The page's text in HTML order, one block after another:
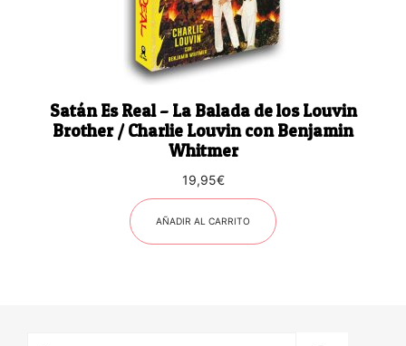
Satán Es Real – La Balada de los Louvin
Brother / Charlie Louvin con Benjamin
Whitmer
19,95€
AÑADIR AL CARRITO